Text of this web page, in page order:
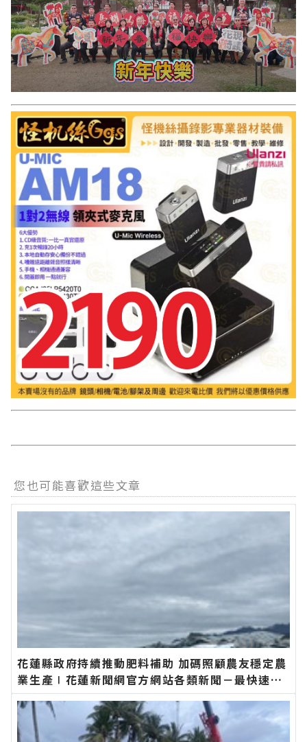
您也可能喜歡這些文章
花蓮縣政府持續推動肥料補助 加碼照顧農友穩定農
業生產∣花蓮新聞網官方網站各類新聞－最快速的
今日新聞報導 最新的在地資訊！